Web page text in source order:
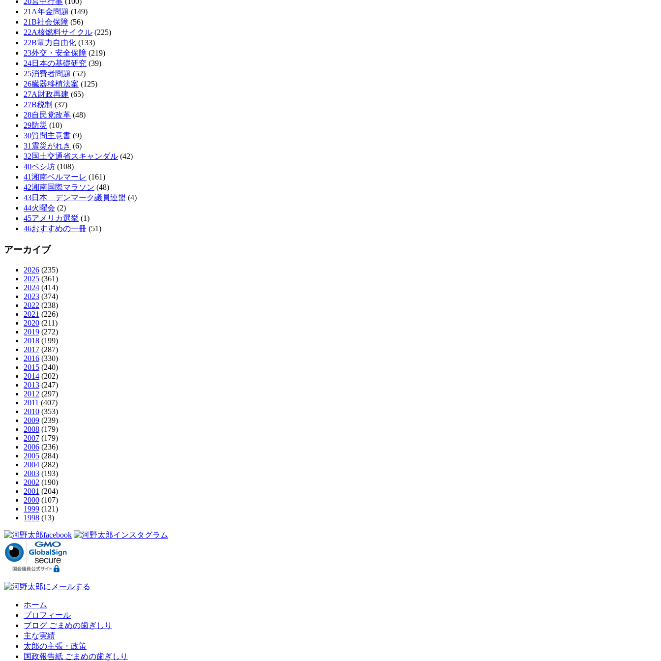
21A年金問題 (149)
21B社会保障 (56)
22A核燃料サイクル (225)
22B電力自由化 (133)
23外交・安全保障 (219)
24日本の基礎研究 (39)
25消費者問題 (52)
26臓器移植法案 (125)
27A財政再建 (65)
27B税制 (37)
28自民党改革 (48)
29防災 (10)
30質問主意書 (9)
31震災がれき (6)
32国土交通省スキャンダル (42)
40ペシ坊 (108)
41湘南ベルマーレ (161)
42湘南国際マラソン (48)
43日本 デンマーク議員連盟 (4)
44火曜会 (2)
45アメリカ選挙 (1)
46おすすめの一冊 (51)
アーカイブ
2026 (235)
2025 (361)
2024 (414)
2023 (374)
2022 (238)
2021 (226)
2020 (211)
2019 (272)
2018 (199)
2017 (287)
2016 (330)
2015 (240)
2014 (202)
2013 (247)
2012 (297)
2011 (407)
2010 (353)
2009 (239)
2008 (179)
2007 (179)
2006 (236)
2005 (284)
2004 (282)
2003 (193)
2002 (190)
2001 (204)
2000 (107)
1999 (121)
1998 (13)
ホーム
プロフィール
ブログ ごまめの歯ぎしり
主な実績
太郎の主張・政策
国政報告紙 ごまめの歯ぎしり